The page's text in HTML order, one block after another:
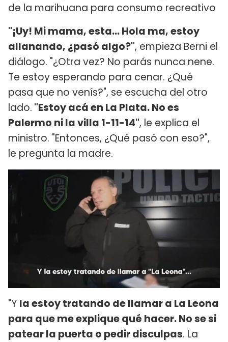
de la marihuana para consumo recreativo
"¡Uy! Mi mama, esta... Hola ma, estoy
allanando, ¿pasó algo?", empieza Berni el
diálogo. "¿Otra vez? No parás nunca nene.
Te estoy esperando para cenar. ¿Qué
pasa que no venís?", se escucha del otro
lado. "Estoy acá en La Plata. No es
Palermo ni la villa 1-11-14", le explica el
ministro. "Entonces, ¿Qué pasó con eso?",
le pregunta la madre.
"Y la estoy tratando de llamar a La Leona
para que me explique qué hacer. No se si
patear la puerta o pedir disculpas. La